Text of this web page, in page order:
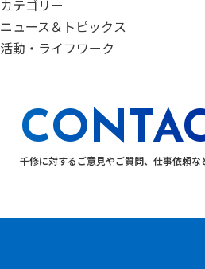
カテゴリー
ニュース＆トピックス
活動・ライフワーク
千修に対するご意見やご質問、 仕事依頼な